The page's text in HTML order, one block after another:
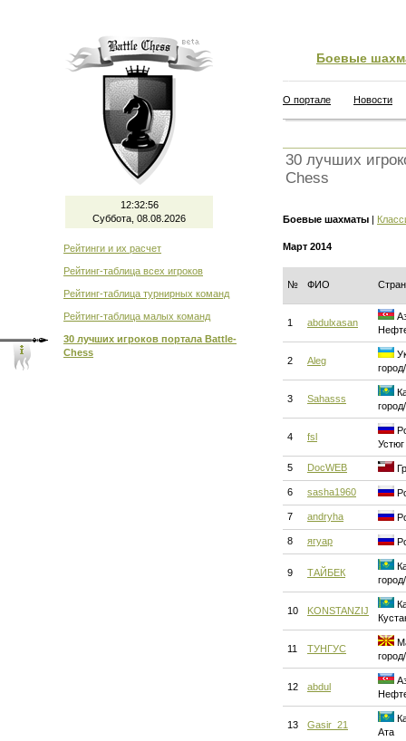
12:32:57
Суббота, 08.08.2026
Рейтинги и их расчет
Рейтинг-таблица всех игроков
Рейтинг-таблица турнирных команд
Рейтинг-таблица малых команд
30 лучших игроков портала Battle-
Chess
Боевые
О портале Новости
30 лучших
Chess
Боевые шахматы |
Март 2014
№ ФИО
1 abdulxasan
2 Aleg
3 Sahasss
4 fsl
Устюг
5 DocWEB
6 sasha1960
7 andryha
8 ягуар
9 ТАЙБЕК
10 KONSTANZIJ
11 ТУНГУС
12 abdul
13 Gasir_21
Ата